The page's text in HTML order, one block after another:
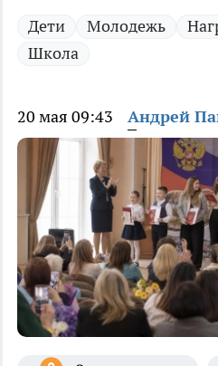
Дети Молодежь
Школа
20 мая 09:43 Андрей